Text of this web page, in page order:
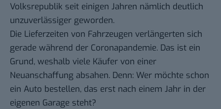
Volksrepublik seit einigen Jahren nämlich deutlich
unzuverlässiger geworden.
Die Lieferzeiten von Fahrzeugen verlängerten sich
gerade während der Coronapandemie. Das ist ein
Grund, weshalb viele Käufer von einer
Neuanschaffung absahen. Denn: Wer möchte schon
ein Auto bestellen, das erst nach einem Jahr in der
eigenen Garage steht?